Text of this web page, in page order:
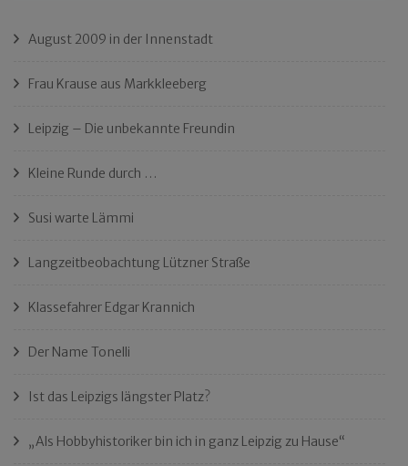
August 2009 in der Innenstadt
Frau Krause aus Markkleeberg
Leipzig – Die unbekannte Freundin
Kleine Runde durch …
Susi warte Lämmi
Langzeitbeobachtung Lützner Straße
Klassefahrer Edgar Krannich
Der Name Tonelli
Ist das Leipzigs längster Platz?
„Als Hobbyhistoriker bin ich in ganz Leipzig zu Hause“